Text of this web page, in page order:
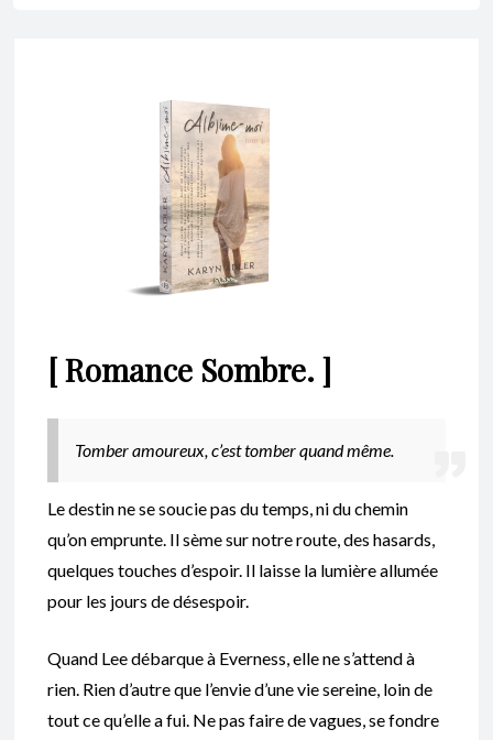
[ Romance Sombre. ]
Tomber amoureux, c’est tomber quand même.
Le destin ne se soucie pas du temps, ni du chemin
qu’on emprunte. Il sème sur notre route, des hasards,
quelques touches d’espoir. Il laisse la lumière allumée
pour les jours de désespoir.
Quand Lee débarque à Everness, elle ne s’attend à
rien. Rien d’autre que l’envie d’une vie sereine, loin de
tout ce qu’elle a fui. Ne pas faire de vagues, se fondre